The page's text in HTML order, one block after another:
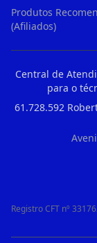
Produtos
(Afiliados)
Central de
para o
61.728.592
Registro CFT nº